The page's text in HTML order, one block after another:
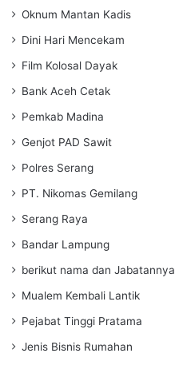
Oknum Mantan Kadis
Dini Hari Mencekam
Film Kolosal Dayak
Bank Aceh Cetak
Pemkab Madina
Genjot PAD Sawit
Polres Serang
PT. Nikomas Gemilang
Serang Raya
Bandar Lampung
berikut nama dan Jabatannya
Mualem Kembali Lantik
Pejabat Tinggi Pratama
Jenis Bisnis Rumahan